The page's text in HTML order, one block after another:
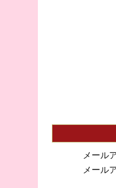
メール
メール